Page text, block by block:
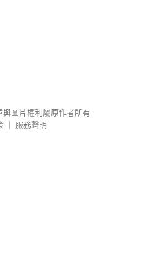
與圖片權利屬原作者所有
服務聲明